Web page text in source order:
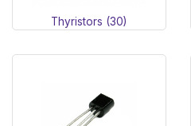
Thyristors (30)